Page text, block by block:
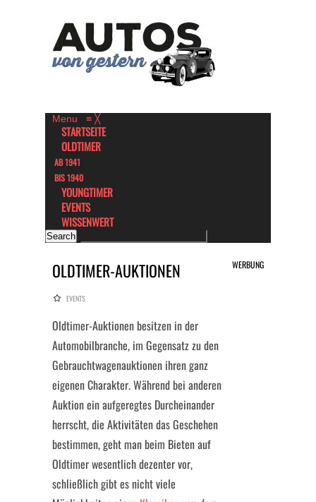
Menu ≡ ╳
STARTSEITE
OLDTIMER
AB 1941
BIS 1940
YOUNGTIMER
EVENTS
WISSENWERT
OLDTIMER-AUKTIONEN WERBUNG
EVENTS
Oldtimer-Auktionen besitzen in der
Automobilbranche, im Gegensatz zu den
Gebrauchtwagenauktionen ihren ganz
eigenen Charakter. Während bei anderen
Auktion ein aufgeregtes Durcheinander
herrscht, die Aktivitäten das Geschehen
bestimmen, geht man beim Bieten auf
Oldtimer wesentlich dezenter vor,
schließlich gibt es nicht viele